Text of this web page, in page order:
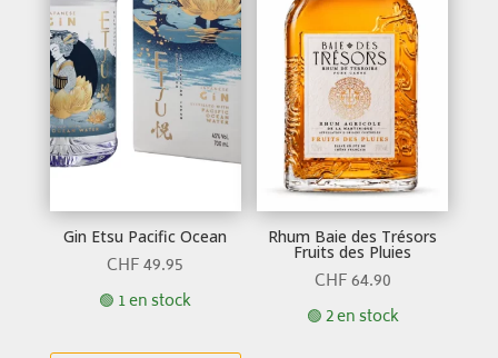
Gin Etsu Pacific Ocean
CHF49.95
🟢 1 en stock
Rhum Baie des Trésors
Fruits des Pluies
CHF64.90
🟢 2 en stock